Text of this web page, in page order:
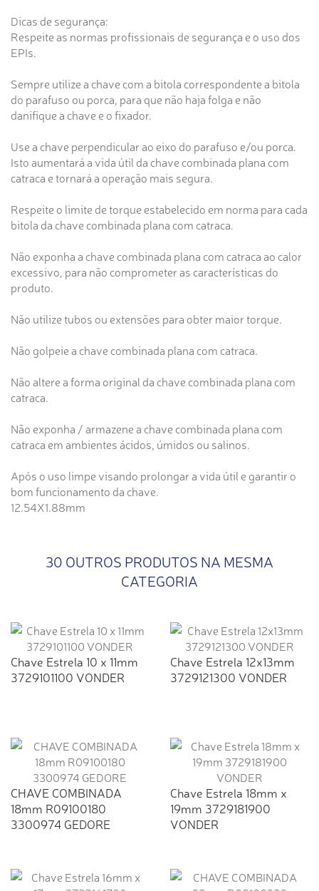
Dicas de segurança:
Respeite as normas profissionais de segurança e o uso dos
EPIs.
Sempre utilize a chave com a bitola correspondente a bitola
do parafuso ou porca, para que não haja folga e não
danifique a chave e o fixador.
Use a chave perpendicular ao eixo do parafuso e/ou porca.
Isto aumentará a vida útil da chave combinada plana com
catraca e tornará a operação mais segura.
Respeite o limite de torque estabelecido em norma para cada
bitola da chave combinada plana com catraca.
Não exponha a chave combinada plana com catraca ao calor
excessivo, para não comprometer as características do
produto.
Não utilize tubos ou extensões para obter maior torque.
Não golpeie a chave combinada plana com catraca.
Não altere a forma original da chave combinada plana com
catraca.
Não exponha / armazene a chave combinada plana com
catraca em ambientes ácidos, úmidos ou salinos.
Após o uso limpe visando prolongar a vida útil e garantir o
bom funcionamento da chave.
12.54X1.88mm
30 OUTROS PRODUTOS NA MESMA
CATEGORIA
Chave Estrela 10 x 11mm
3729101100 VONDER
Chave Estrela 12x13mm
3729121300 VONDER
CHAVE COMBINADA
18mm R09100180
3300974 GEDORE
Chave Estrela 18mm x
19mm 3729181900
VONDER